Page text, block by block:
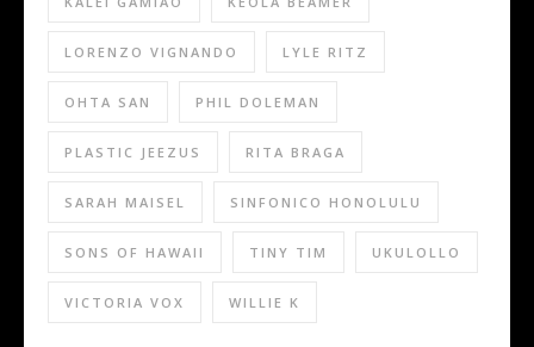
LORENZO VIGNANDO LYLE RITZ
OHTA SAN PHIL DOLEMAN
PLASTIC JEEZUS RITA BRAGA
SARAH MAISEL SINFONICO HONOLULU
SONS OF HAWAII TINY TIM UKULOLLO
VICTORIA VOX WILLIE K